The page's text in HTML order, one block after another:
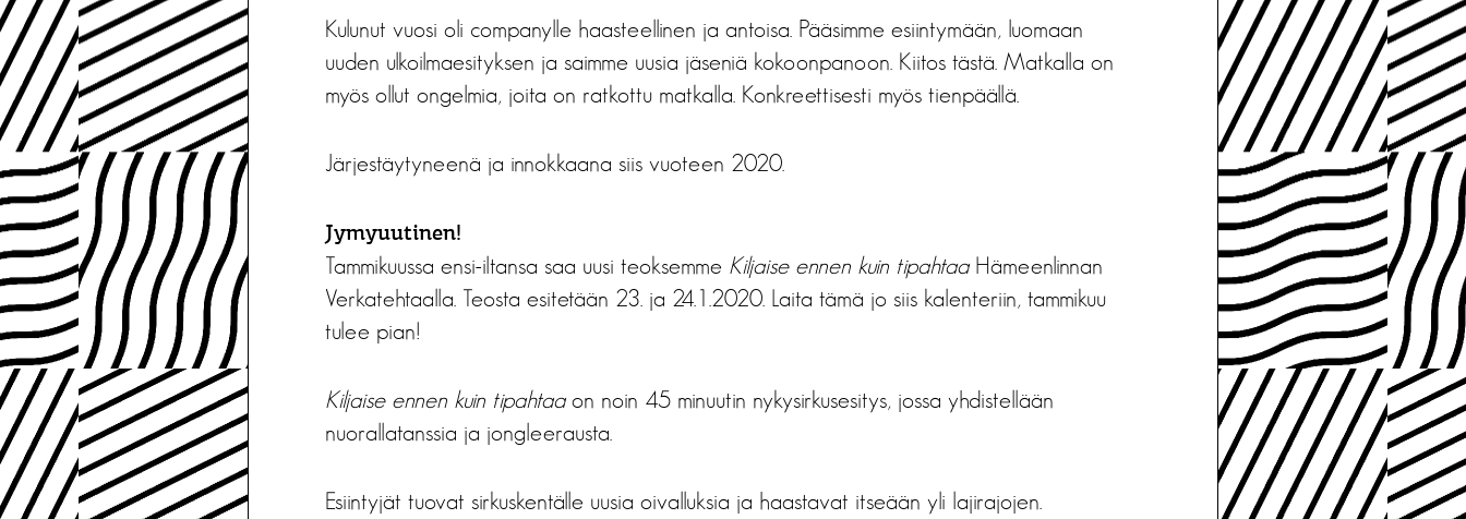
Kulunut vuosi oli companylle haasteellinen ja antoisa. Pääsimme esiintymään, luomaan
uuden ulkoilmaesityksen ja saimme uusia jäseniä kokoonpanoon. Kiitos tästä. Matkalla on
myös ollut ongelmia, joita on ratkottu matkalla. Konkreettisesti myös tienpäällä.
Järjestäytyneenä ja innokkaana siis vuoteen 2020.
Jymyuutinen!
Tammikuussa ensi-iltansa saa uusi teoksemme Kiljaise ennen kuin tipahtaaHämeenlinnan
Verkatehtaalla. Teosta esitetään 23. ja 24.1.2020. Laita tämä jo siis kalenteriin, tammikuu
tulee pian!
Kiljaise ennen kuin tipahtaaon noin 45 minuutin nykysirkusesitys, jossa yhdistellään
nuorallatanssia ja jongleerausta.
Esiintyjät tuovat sirkuskentälle uusia oivalluksia ja haastavat itseään yli lajirajojen.